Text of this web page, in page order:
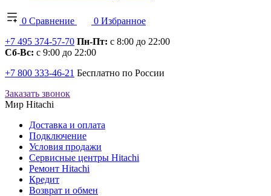
0 Сравнение 0 Избранное
+7 495 374-57-70 Пн-Пт: с 8:00 до 22:00
Сб-Вс: с 9:00 до 22:00
+7 800 333-46-21 Бесплатно по России
Заказать звонок
Мир Hitachi
Доставка и оплата
Подключение
Условия продажи
Сервисные центры Hitachi
Ремонт Hitachi
Кредит
Возврат и обмен